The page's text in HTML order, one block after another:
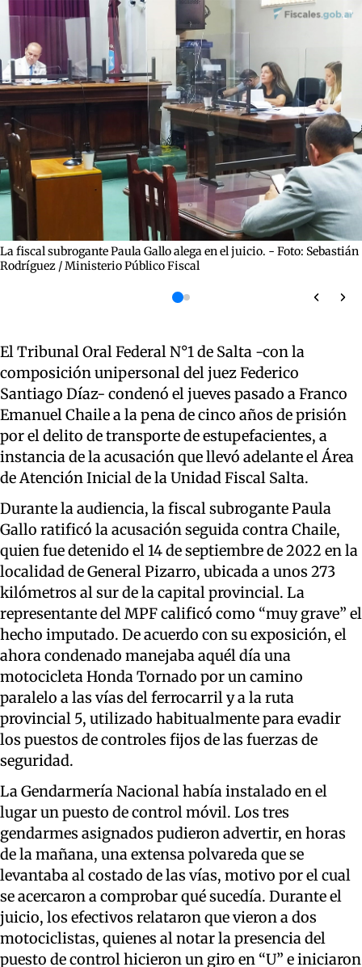
La fiscal subrogante Paula Gallo alega en el juicio. - Foto: Sebastián
Rodríguez / Ministerio Público Fiscal
El Tribunal Oral Federal N°1 de Salta -con la
composición unipersonal del juez Federico
Santiago Díaz- condenó el jueves pasado a Franco
Emanuel Chaile a la pena de cinco años de prisión
por el delito de transporte de estupefacientes, a
instancia de la acusación que llevó adelante el Área
de Atención Inicial de la Unidad Fiscal Salta.
Durante la audiencia, la fiscal subrogante Paula
Gallo ratificó la acusación seguida contra Chaile,
quien fue detenido el 14 de septiembre de 2022 en la
localidad de General Pizarro, ubicada a unos 273
kilómetros al sur de la capital provincial. La
representante del MPF calificó como “muy grave” el
hecho imputado. De acuerdo con su exposición, el
ahora condenado manejaba aquél día una
motocicleta Honda Tornado por un camino
paralelo a las vías del ferrocarril y a la ruta
provincial 5, utilizado habitualmente para evadir
los puestos de controles fijos de las fuerzas de
seguridad.
La Gendarmería Nacional había instalado en el
lugar un puesto de control móvil. Los tres
gendarmes asignados pudieron advertir, en horas
de la mañana, una extensa polvareda que se
levantaba al costado de las vías, motivo por el cual
se acercaron a comprobar qué sucedía. Durante el
juicio, los efectivos relataron que vieron a dos
motociclistas, quienes al notar la presencia del
puesto de control hicieron un giro en “U” e iniciaron